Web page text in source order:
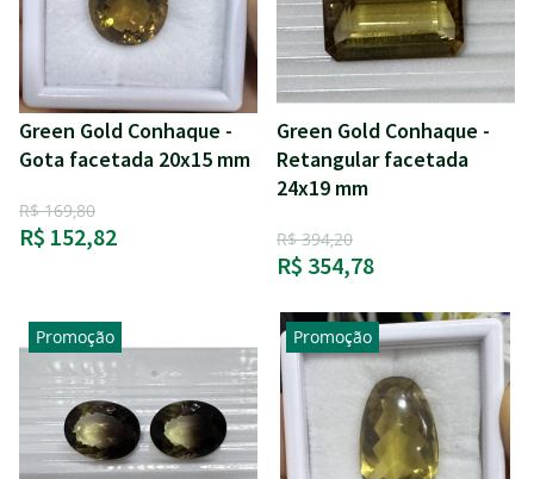
Green Gold Conhaque -
Gota facetada 20x15 mm
R$ 169,80
R$ 152,82
Green Gold Conhaque -
Retangular facetada
24x19 mm
R$ 394,20
R$ 354,78
Promoção Promoção